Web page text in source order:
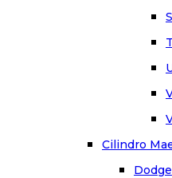
Cilindro
Dodge